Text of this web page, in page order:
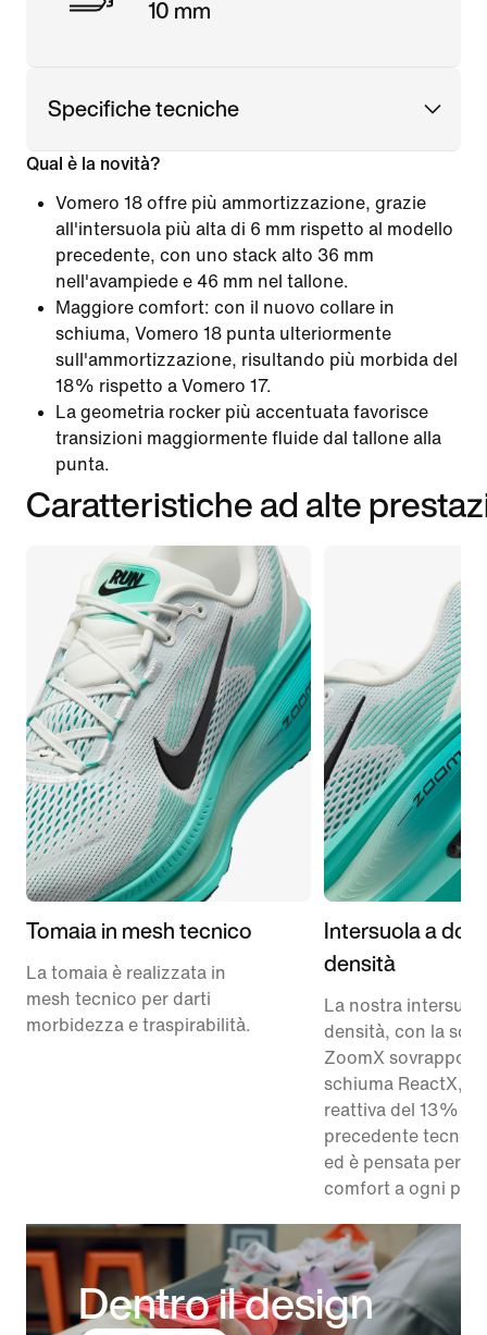
10 mm
Specifiche tecniche
Qual è la novità?
Vomero 18 offre più ammortizzazione, grazie
all'intersuola più alta di 6 mm rispetto al modello
precedente, con uno stack alto 36 mm
nell'avampiede e 46 mm nel tallone.
Maggiore comfort: con il nuovo collare in
schiuma, Vomero 18 punta ulteriormente
sull'ammortizzazione, risultando più morbida del
18% rispetto a Vomero 17.
La geometria rocker più accentuata favorisce
transizioni maggiormente fluide dal tallone alla
punta.
Caratteristiche ad alte
Tomaia in mesh tecnico
La tomaia è realizzata in
mesh tecnico per darti
morbidezza e traspirabilità.
Intersuola a
densità
La nostra
densità, con la
ZoomX
schiuma ReactX, è
reattiva del 13%
precedente
ed è pensata per
comfort a ogni
Dentro il design